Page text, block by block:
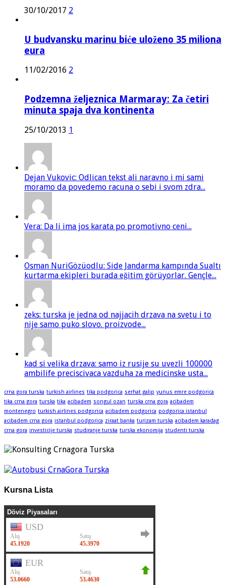
30/10/2017 2
U budvansku marinu biće uloženo 35 miliona
eura
11/02/2016 2
Podzemna željeznica Marmaray: Za četiri
minuta spaja dva kontinenta
25/10/2013 1
Dejan Vukovic: Odlican tekst ali naravno i mi sami
moramo da povedemo racuna o sebi i svom zdra...
Vera: Da li ima jos karata po promotivno ceni...
Osman NuriGözüodlu: Side Jandarma kampında Sualtı
kurtarma ekipleri burada eğitim görüyorlar. Gençle...
zeks: turska je jedna od najjacih drzava na svetu i to
nije samo puko slovo. proizvode...
kad si velika drzava: samo iz rusije su uvezli 100000
ambilife preciscivaca vazduha za medicinske usta...
crna gora turska turkish airlines tika podgorica serhat galip yunus emre podgorica
tika crna gora turska tika acibadem songul ozan turska crna gora acibadem
montenegro turkish airlines podgorica acibadem podgorica podgorica istanbul
acibadem crna gora istanbul podgorica ziraat banka turizam turska acibadem karadag
crna gora investicije turska studiranje turska turska ekonomija studenti turska
Kursna Lista